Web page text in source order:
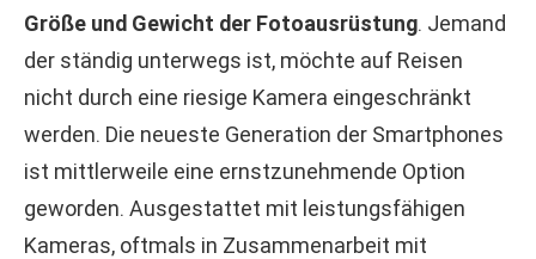
Größe und Gewicht der Fotoausrüstung. Jemand
der ständig unterwegs ist, möchte auf Reisen
nicht durch eine riesige Kamera eingeschränkt
werden. Die neueste Generation der Smartphones
ist mittlerweile eine ernstzunehmende Option
geworden. Ausgestattet mit leistungsfähigen
Kameras, oftmals in Zusammenarbeit mit